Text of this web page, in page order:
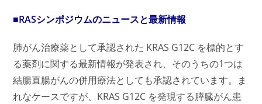
■RASシンポジウムのニュースと最新情報
肺がん治療薬として承認された KRAS G12C を標的とす
る薬剤に関する最新情報が発表され、そのうちの1つは
結腸直腸がんの併用療法としても承認されています。ま
れなケースですが、KRAS G12C を発現する膵臓がん患